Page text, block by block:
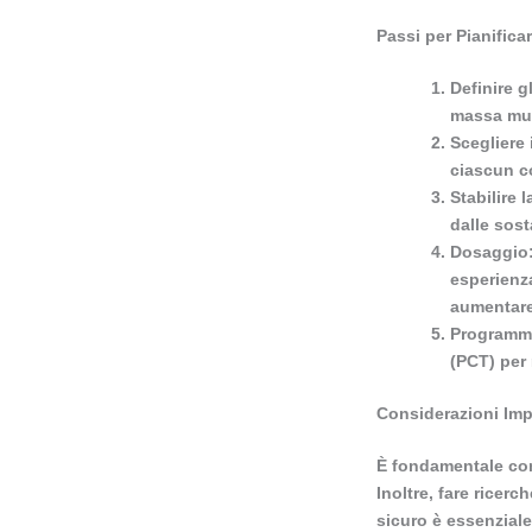
Passi per
Definire
massa
Scegliere
ciascun
Stabilire
dalle
Dosaggio:
(PCT)
Considerazioni
È fondamentale
Inoltre, fare
sicuro è